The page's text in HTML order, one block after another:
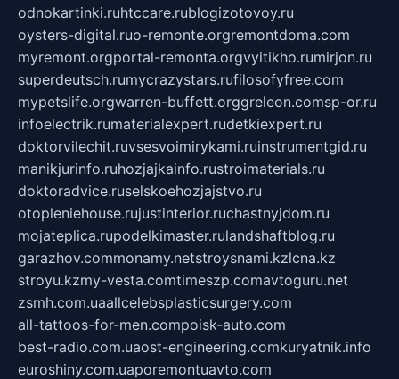
odnokartinki.ruhtccare.rublogizotovoy.ru
oysters-digital.ruo-remonte.orgremontdoma.com
myremont.orgportal-remonta.orgvyitikho.rumirjon.ru
superdeutsch.rumycrazystars.rufilosofyfree.com
mypetslife.orgwarren-buffett.orggreleon.comsp-or.ru
infoelectrik.rumaterialexpert.rudetkiexpert.ru
doktorvilechit.ruvsesvoimirykami.ruinstrumentgid.ru
manikjurinfo.ruhozjajkainfo.rustroimaterials.ru
doktoradvice.ruselskoehozjajstvo.ru
otopleniehouse.rujustinterior.ruchastnyjdom.ru
mojateplica.rupodelkimaster.rulandshaftblog.ru
garazhov.commonamy.netstroysnami.kzlcna.kz
stroyu.kzmy-vesta.comtimeszp.comavtoguru.net
zsmh.com.uaallcelebsplasticsurgery.com
all-tattoos-for-men.compoisk-auto.com
best-radio.com.uaost-engineering.comkuryatnik.info
euroshiny.com.uaporemontuavto.com